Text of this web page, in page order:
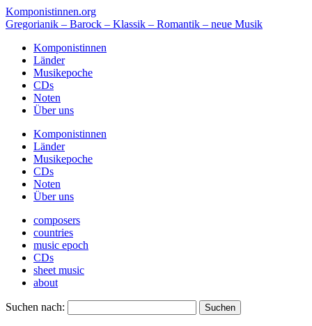
Komponistinnen.org
Gregorianik – Barock – Klassik – Romantik – neue Musik
Komponistinnen
Länder
Musikepoche
CDs
Noten
Über uns
Komponistinnen
Länder
Musikepoche
CDs
Noten
Über uns
composers
countries
music epoch
CDs
sheet music
about
Suchen nach: